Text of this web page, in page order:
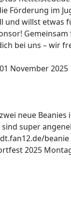
Förderung im
willst etwas
bei uns – wir
November 2025
neue Beanies
super
beanie
2025